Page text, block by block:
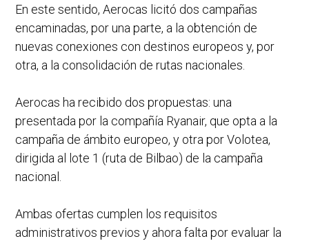
En este sentido, Aerocas licitó dos campañas
encaminadas, por una parte, a la obtención de
nuevas conexiones con destinos europeos y, por
otra, a la consolidación de rutas nacionales.
Aerocas ha recibido dos propuestas: una
presentada por la compañía Ryanair, que opta a la
campaña de ámbito europeo, y otra por Volotea,
dirigida al lote 1 (ruta de Bilbao) de la campaña
nacional.
Ambas ofertas cumplen los requisitos
administrativos previos y ahora falta por evaluar la